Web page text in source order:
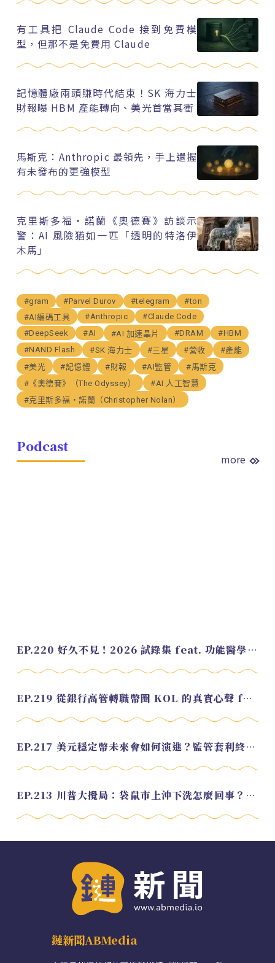
有工具把 Claude Code 接到免費模
型，但那不是免費用 Claude
記憶體廠兩頭賺時代結束！SK 海力士
財報曝 HBM 產能轉向、美光首當其衝
馬斯克：Anthropic 最領先，手上還握
有未發布的更強模型
克里斯多福・諾蘭《奧德賽》訪談示
警：AI 風險猶如一匹「透明的特洛伊
木馬」
#gram #Parvel Durov #telegram
#ton
#AI編碼工具
#Anthropic
#Claude Code
#DeepSeek
#AI #AI 加速晶片 #DRAM
#HBM
#NAND Flash
#SK 海力士 #三星 #營收
#產能
#美光
#記憶體 #財報 #AI監管
#馬斯克
#《奧德賽》（The Odyssey）
#AI 人工智慧
#克里斯多福・諾蘭（Christopher Nolan）
Podcast
more
EP.220 好久不見！2026 試錄集 feat. 功能醫學營養師 美寶
EP.219 從銀行高管轉職幣圈 KOL 的真實心聲 feat.龜大
EP.217 美元穩定幣未來會如何演進？監管套利終將收斂？feat. 研究員 余哲安
EP.213 川普大攪局：袋鼠市上沖下洗怎麼回事？feat. Alvin
鏈新聞ABMedia